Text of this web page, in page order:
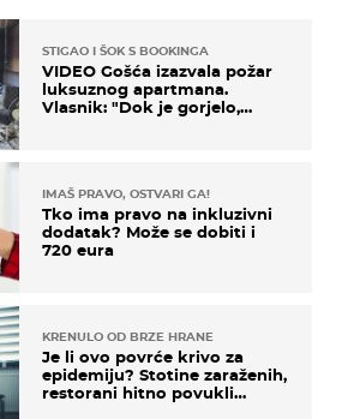
STIGAO I ŠOK S BOOKINGA
VIDEO Gošća izazvala požar
luksuznog apartmana.
Vlasnik: "Dok je gorjelo,
IMAŠ PRAVO, OSTVARI GA!
Tko ima pravo na inkluzivni
dodatak? Može se dobiti i
720 eura
KRENULO OD BRZE HRANE
Je li ovo povrće krivo za
epidemiju? Stotine zaraženih,
restorani hitno povukli